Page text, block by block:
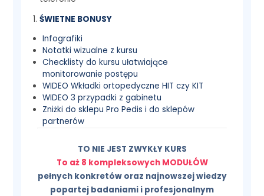
ŚWIETNE BONUSY
Infografiki
Notatki wizualne z kursu
Checklisty do kursu ułatwiające
monitorowanie postępu
WIDEO Wkładki ortopedyczne HIT czy KIT
WIDEO 3 przypadki z gabinetu
Zniżki do sklepu Pro Pedis i do sklepów
partnerów
TO NIE JEST ZWYKŁY KURS
To aż 8 kompleksowych MODUŁÓW
pełnych konkretów oraz najnowszej wiedzy
popartej badaniami i profesjonalnym